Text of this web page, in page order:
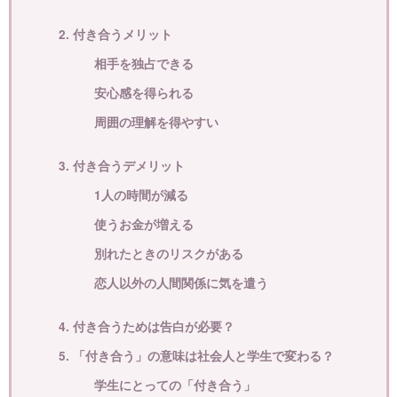
2. 付き合うメリット
相手を独占できる
安心感を得られる
周囲の理解を得やすい
3. 付き合うデメリット
1人の時間が減る
使うお金が増える
別れたときのリスクがある
恋人以外の人間関係に気を遣う
4. 付き合うためは告白が必要？
5. 「付き合う」の意味は社会人と学生で変わる？
学生にとっての「付き合う」